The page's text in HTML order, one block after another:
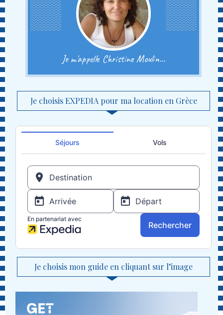
Je m'appelle Christine Moulin...
Je choisis EXPEDIA pour ma location en Grèce
Je choisis mon guide en cliquant sur l’image